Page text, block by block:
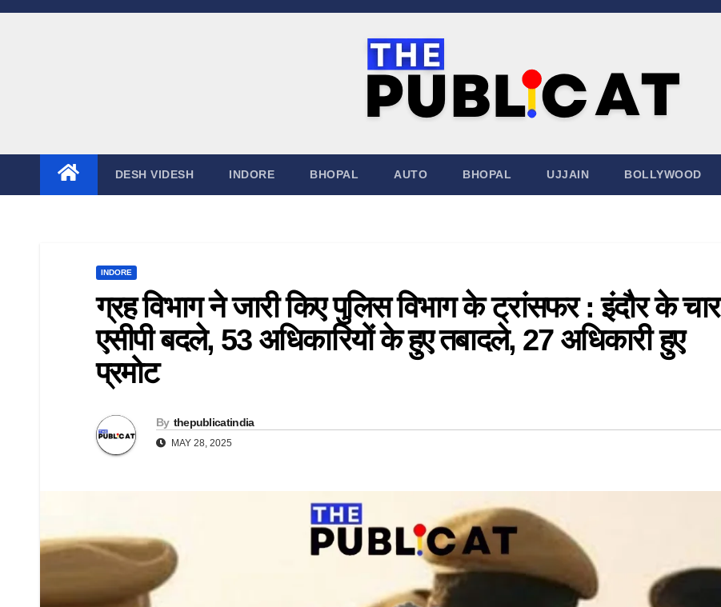
Skip
DESH VIDESH INDORE BHOPAL AUTO BHOPAL UJJAIN BOLLYWOOD
INDORE
ग्रह विभाग ने जारी किए पुलिस विभाग के ट्रांसफर : इंदौर के चार
एसीपी बदले, 53 अधिकारियों के हुए तबादले, 27 अधिकारी हुए
प्रमोट
By thepublicatindia
MAY 28, 2025